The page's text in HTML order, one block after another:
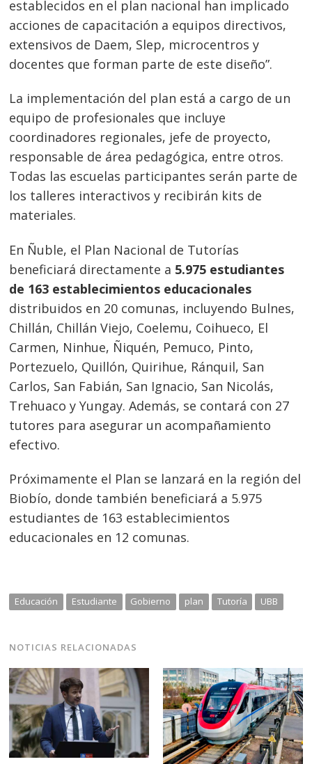
establecidos en el plan nacional han implicado
acciones de capacitación a equipos directivos,
extensivos de Daem, Slep, microcentros y
docentes que forman parte de este diseño”.
La implementación del plan está a cargo de un
equipo de profesionales que incluye
coordinadores regionales, jefe de proyecto,
responsable de área pedagógica, entre otros.
Todas las escuelas participantes serán parte de
los talleres interactivos y recibirán kits de
materiales.
En Ñuble, el Plan Nacional de Tutorías
beneficiará directamente a 5.975 estudiantes
de 163 establecimientos educacionales
distribuidos en 20 comunas, incluyendo Bulnes,
Chillán, Chillán Viejo, Coelemu, Coihueco, El
Carmen, Ninhue, Ñiquén, Pemuco, Pinto,
Portezuelo, Quillón, Quirihue, Ránquil, San
Carlos, San Fabián, San Ignacio, San Nicolás,
Trehuaco y Yungay. Además, se contará con 27
tutores para asegurar un acompañamiento
efectivo.
Próximamente el Plan se lanzará en la región del
Biobío, donde también beneficiará a 5.975
estudiantes de 163 establecimientos
educacionales en 12 comunas.
Educación Estudiante Gobierno plan Tutoría UBB
NOTICIAS RELACIONADAS
Navegación
de
entradas